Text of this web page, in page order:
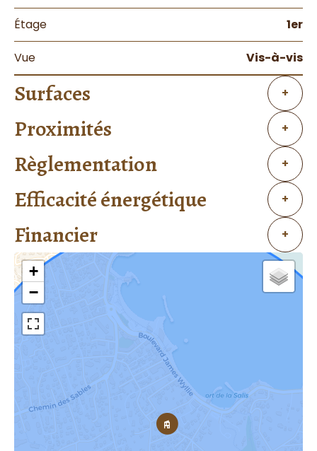
Étage 1er
Vue Vis-à-vis
Surfaces +
Proximités +
Règlementation +
Efficacité énergétique +
Financier +
+
−